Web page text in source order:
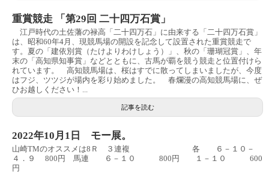
重賞競走 「第29回 二十四万石賞」
江戸時代の土佐藩の禄高「二十四万石」に由来する「二十四万石賞」
は、昭和60年4月、現競馬場の開設を記念して設置された重賞競走で
す。夏の「建依別賞（たけよりわけしょう）」、秋の「珊瑚冠賞」、年
末の「高知県知事賞」などとともに、古馬が覇を競う競走と位置付けら
れています。 高知競馬場は、桜はすでに散ってしまいましたが、今度
はフジ、ツツジが場内を彩り始めました。 春爛漫の高知競馬場に、ぜ
ひお越しください！...
記事を読む
2022年10月1日 モー展。
山崎TMのオススメは8Ｒ ３連複 各 ６－１０－
４．９ 800円 馬連 ６－１０ 800円 １－１０ 600
円